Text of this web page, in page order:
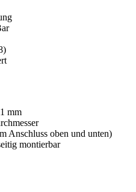
mm
Anschluss oben und unten)
montierbar